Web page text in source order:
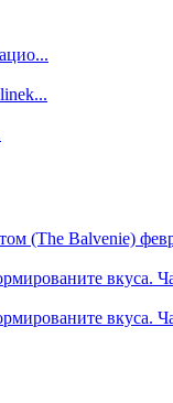
(The Balvenie)
вкуса.
вкуса.